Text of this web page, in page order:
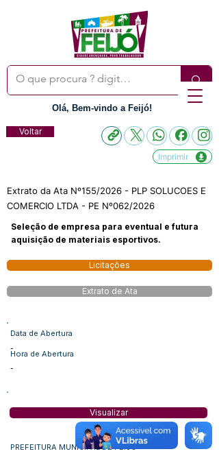
Olá, Bem-vindo a Feijó!
Voltar
Imprimir
Extrato da Ata Nº155/2026 - PLP SOLUCOES E
COMERCIO LTDA - PE Nº062/2026
Seleção de empresa para eventual e futura
aquisição de materiais esportivos.
Licitações
Extrato de Ata
Data de Abertura
-
Hora de Abertura
-
Visualizar
PREFEITURA MUNICIPAL DE FEIJÓ